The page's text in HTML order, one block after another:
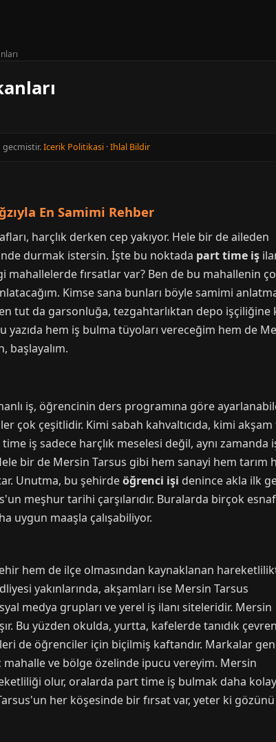
Icerik Politikasi ·Ihlal Bildir
En Samimi Rehber
harçlık derken cep yakıyor. Hele bir de aileden
durmak istersin. İşte bu noktada part time iş
mahallelerde fırsatlar var? Ben de bu mahallenin
Kimse sana bunları böyle samimi
tut da garsonluğa, tezgahtarlıktan depo işçiliğine
yazıda hem iş bulma tüyoları vereceğim hem de
başlayalım.
iş, öğrencinin ders programına göre
çok çeşitlidir. Kimi sabah kahvaltıcıda, kimi
iş sadece harçlık meselesi değil, aynı zamanda
bir de Mersin Tarsus gibi hem sanayi hem tarım
Unutma, bu şehirdeöğrenci işi denince akla ilk
meşhur tarihi çarşılarıdır. Buralarda birçok
uygun maaşla çalışabiliyor.
hem de ilçe olmasından kaynaklanan
yakınlarında, akşamları ise Mersin Tarsus
medya grupları ve yerel iş ilanı siteleridir. Mersin
Bu yüzden okulda, yurtta, kafelerde tanıdık
de öğrenciler için biçilmiş kaftandır. Markalar
ve bölge özelinde ipucu vereyim. Mersin
olur, oralarda part time iş bulmak daha
her köşesinde bir fırsat var, yeter ki